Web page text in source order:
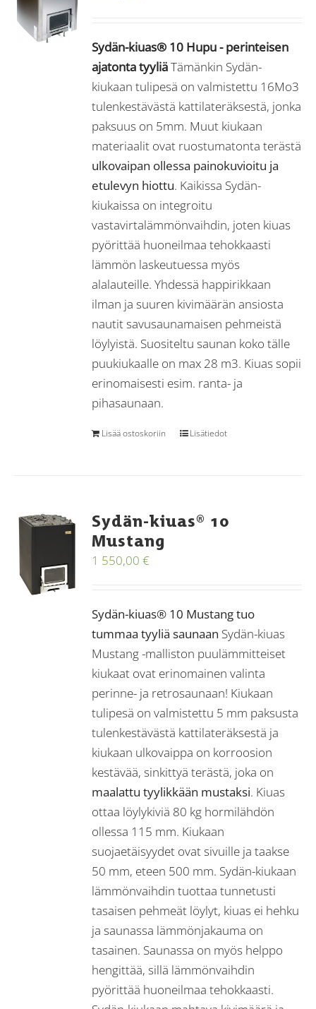
Sydän-kiuas® 10 Hupu - perinteisen
ajatonta tyyliäTämänkin Sydän-
kiukaan tulipesä on valmistettu 16Mo3
tulenkestävästä kattilateräksestä, jonka
paksuus on 5mm. Muut kiukaan
materiaalit ovat ruostumatonta terästä
ulkovaipan ollessa painokuvioitu ja
etulevyn hiottu. Kaikissa Sydän-
kiukaissa on integroitu
vastavirtalämmönvaihdin, joten kiuas
pyörittää huoneilmaa tehokkaasti
lämmön laskeutuessa myös
alalauteille. Yhdessä happirikkaan
ilman ja suuren kivimäärän ansiosta
nautit savusaunamaisen pehmeistä
löylyistä. Suositeltu saunan koko tälle
puukiukaalle on max 28 m3. Kiuas sopii
erinomaisesti esim. ranta- ja
pihasaunaan.
Lisää ostoskoriin Lisätiedot
Sydän-kiuas® 10
Mustang
1 550,00€
Sydän-kiuas® 10 Mustang tuo
tummaa tyyliä saunaan Sydän-kiuas
Mustang -malliston puulämmitteiset
kiukaat ovat erinomainen valinta
perinne- ja retrosaunaan! Kiukaan
tulipesä on valmistettu 5 mm paksusta
tulenkestävästä kattilateräksestä ja
kiukaan ulkovaippa on korroosion
kestävää, sinkittyä terästä, joka on
maalattu tyylikkään mustaksi. Kiuas
ottaa löylykiviä 80 kg hormilähdön
ollessa 115 mm. Kiukaan
suojaetäisyydet ovat sivuille ja taakse
50 mm, eteen 500 mm. Sydän-kiukaan
lämmönvaihdin tuottaa tunnetusti
tasaisen pehmeät löylyt, kiuas ei hehku
ja saunassa lämmönjakauma on
tasainen. Saunassa on myös helppo
hengittää, sillä lämmönvaihdin
pyörittää huoneilmaa tehokkaasti.